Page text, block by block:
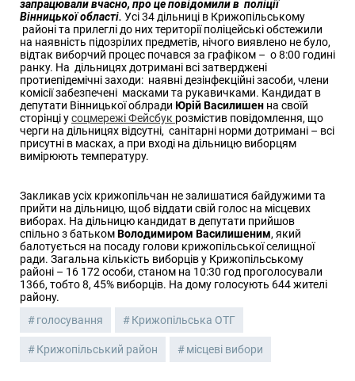
запрацювали вчасно, про це повідомили в поліції
Вінницької області. Усі 34 дільниці в Крижопільському
районі та прилеглі до них території поліцейські обстежили
на наявність підозрілих предметів, нічого виявлено не було,
відтак виборчий процес почався за графіком – о 8:00 годині
ранку. На дільницях дотримані всі затверджені
протиепідемічні заходи: наявні дезінфекційні засоби, члени
комісії забезпечені масками та рукавичками. Кандидат в
депутати Вінницької облради Юрій Василишен на своїй
сторінці усоцмережі Фейсбук розмістив повідомлення, що
черги на дільницях відсутні, санітарні норми дотримані – всі
присутні в масках, а при вході на дільницю виборцям
вимірюють температуру.
Закликав усіх крижопільчан не залишатися байдужими та
прийти на дільницю, щоб віддати свій голос на місцевих
виборах. На дільницю кандидат в депутати прийшов
спільно з батькомВолодимиром Василишеним, який
балотується на посаду голови крижопільської селищної
ради. Загальна кількість виборців у Крижопільському
районі – 16 172 особи, станом на 10:30 год проголосували
1366, тобто 8, 45% виборців. На дому голосують 644 жителі
району.
голосування
Крижопільська ОТГ
Крижопільський район місцеві вибори